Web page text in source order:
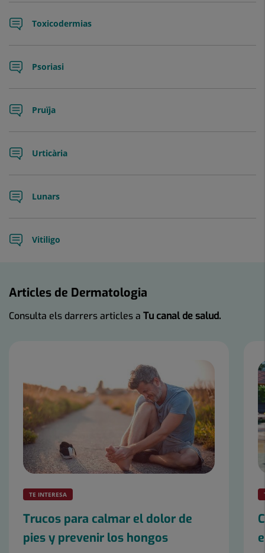
Toxicodermias
Psoriasi
Pruïja
Urticària
Lunars
Vitiligo
Articles de Dermatologia
Consulta els darrers articles a Tu canal de salud.
lliscants:
TE INTERESA
Trucos para calmar el dolor de
pies y prevenir los hongos